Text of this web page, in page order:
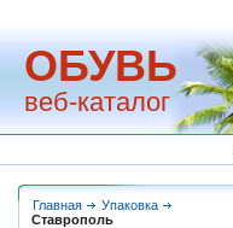
ОБУВЬ
веб-каталог
Главная
Упаковка
Ставрополь